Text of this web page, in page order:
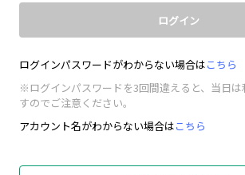
ログイン
ログインパスワードがわからない場合はこちら
※ログインパスワードを3回間違えると、当日は
すのでご注意ください。
アカウント名がわからない場合はこちら